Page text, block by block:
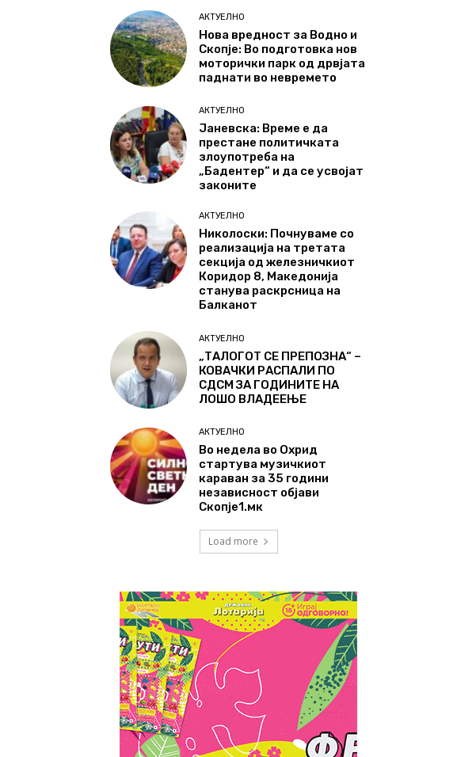
АКТУЕЛНО
Нова вредност за Водно и
Скопје: Во подготовка нов
моторички парк од дрвјата
паднати во невремето
АКТУЕЛНО
Јаневска: Време е да
престане политичката
злоупотреба на
„Бадентер“ и да се усвојат
законите
АКТУЕЛНО
Николоски: Почнуваме со
реализација на третата
секција од железничкиот
Коридор 8, Македонија
станува раскрсница на
Балканот
АКТУЕЛНО
„ТАЛОГОТ СЕ ПРЕПОЗНА“ –
КОВАЧКИ РАСПАЛИ ПО
СДСМ ЗА ГОДИНИТЕ НА
ЛОШО ВЛАДЕЕЊЕ
АКТУЕЛНО
Во недела во Охрид
стартува музичкиот
караван за 35 години
независност објави
Скопје1.мк
Load more